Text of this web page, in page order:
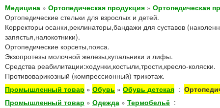
Медицина » Ортопедическая продукция » Ортопедическая
Ортопедические стельки для взрослых и детей.
Корректоры осанки,реклинаторы,бандажи для суставов
запястья,налокотники).
Ортопедические корсеты,пояса.
Экзопротезы молочной железы,купальники и лифы.
Средства реабилитации:ходунки,костыли,трости,кресло-коляски.
Противоварикозный (компрессионный) трикотаж.
Промышленный товар » Обувь » Обувь детская :
Промышленный товар » Одежда » Термобельё :